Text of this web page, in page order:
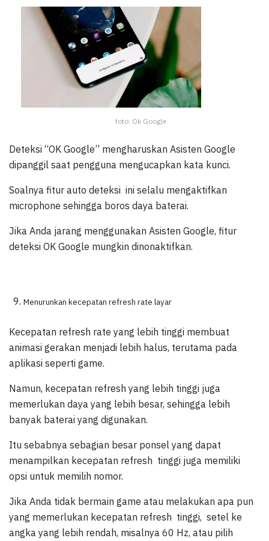
foto: Ok Google
Deteksi “OK Google” mengharuskan Asisten Google
dipanggil saat pengguna mengucapkan kata kunci.
Soalnya fitur auto deteksi ini selalu mengaktifkan
microphone sehingga boros daya baterai.
Jika Anda jarang menggunakan Asisten Google, fitur
deteksi OK Google mungkin dinonaktifkan.
Menurunkan kecepatan refresh rate layar
Kecepatan refresh rate yang lebih tinggi membuat
animasi gerakan menjadi lebih halus, terutama pada
aplikasi seperti game.
Namun, kecepatan refresh yang lebih tinggi juga
memerlukan daya yang lebih besar, sehingga lebih
banyak baterai yang digunakan.
Itu sebabnya sebagian besar ponsel yang dapat
menampilkan kecepatan refresh tinggi juga memiliki
opsi untuk memilih nomor.
Jika Anda tidak bermain game atau melakukan apa pun
yang memerlukan kecepatan refresh tinggi, setel ke
angka yang lebih rendah, misalnya 60 Hz, atau pilih